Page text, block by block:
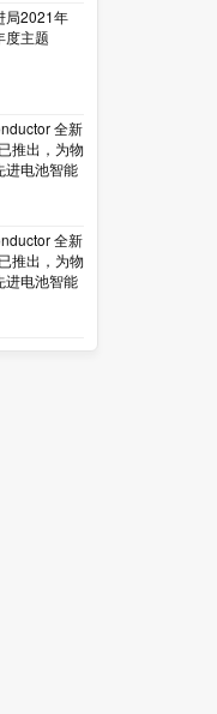
局2021年
度主题
全新
推出，为物
进电池智能
全新
推出，为物
进电池智能